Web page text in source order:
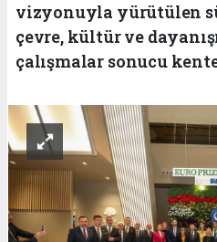
vizyonuyla yürütülen
çevre, kültür ve
çalışmalar sonucu